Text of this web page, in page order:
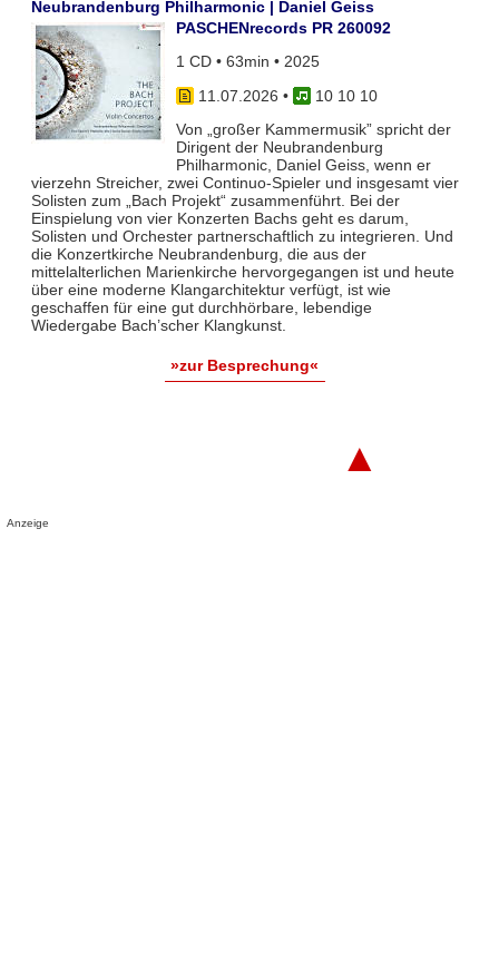
Neubrandenburg Philharmonic | Daniel Geiss
PASCHENrecords PR 260092
1 CD • 63min • 2025
11.07.2026 •
10 10 10
Von „großer Kammermusik” spricht der
Dirigent der Neubrandenburg
Philharmonic, Daniel Geiss, wenn er
vierzehn Streicher, zwei Continuo-Spieler und insgesamt vier
Solisten zum „Bach Projekt“ zusammenführt. Bei der
Einspielung von vier Konzerten Bachs geht es darum,
Solisten und Orchester partnerschaftlich zu integrieren. Und
die Konzertkirche Neubrandenburg, die aus der
mittelalterlichen Marienkirche hervorgegangen ist und heute
über eine moderne Klangarchitektur verfügt, ist wie
geschaffen für eine gut durchhörbare, lebendige
Wiedergabe Bach’scher Klangkunst.
»zur Besprechung«
▲
Anzeige